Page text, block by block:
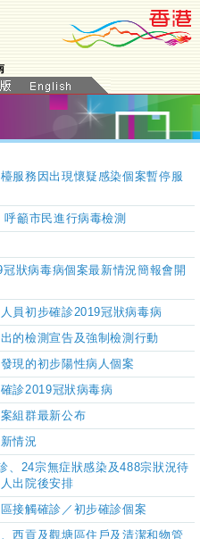
服務因出現懷疑感染個案暫停服
籲市民進行病毒檢測
狀病毒病個案最新情況簡報會開
員初步確診2019冠狀病毒病
的檢測宣告及強制檢測行動
現的初步陽性病人個案
診2019冠狀病毒病
組群最新公布
情況
、24宗無症狀感染及488宗狀況待
出院後安排
接觸確診／初步確診個案
西貢及觀塘區住戶及清潔和物管